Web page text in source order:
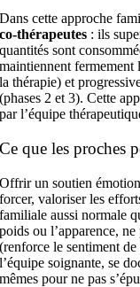
Dans cette approche
co-thérapeutes : ils
quantités sont
maintiennent fermement
la thérapie) et
(phases 2 et 3). Cette
par l’équipe
Ce que les proches
Offrir un soutien
forcer, valoriser les
familiale aussi normale
poids ou l’apparence,
(renforce le sentiment
l’équipe soignante, se
mêmes pour ne pas